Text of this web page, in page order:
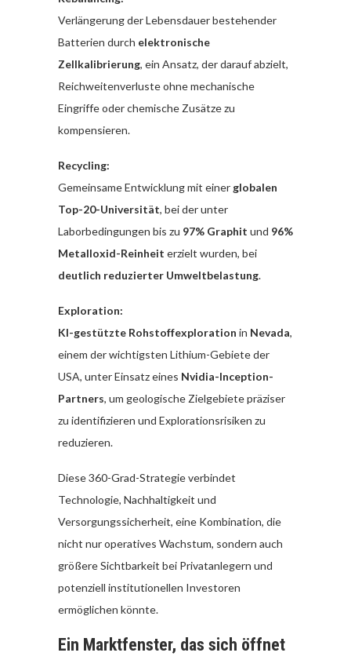
Verlängerung der Lebensdauer bestehender
Batterien durch elektronische
Zellkalibrierung, ein Ansatz, der darauf abzielt,
Reichweitenverluste ohne mechanische
Eingriffe oder chemische Zusätze zu
kompensieren.
Recycling:
Gemeinsame Entwicklung mit einer globalen
Top-20-Universität, bei der unter
Laborbedingungen bis zu 97% Graphit und 96%
Metalloxid-Reinheit erzielt wurden, bei
deutlich reduzierter Umweltbelastung.
Exploration:
KI-gestützte Rohstoffexploration in Nevada,
einem der wichtigsten Lithium-Gebiete der
USA, unter Einsatz eines Nvidia-Inception-
Partners, um geologische Zielgebiete präziser
zu identifizieren und Explorationsrisiken zu
reduzieren.
Diese 360-Grad-Strategie verbindet
Technologie, Nachhaltigkeit und
Versorgungssicherheit, eine Kombination, die
nicht nur operatives Wachstum, sondern auch
größere Sichtbarkeit bei Privatanlegern und
potenziell institutionellen Investoren
ermöglichen könnte.
Ein Marktfenster, das sich öffnet